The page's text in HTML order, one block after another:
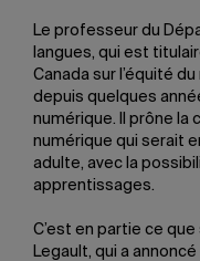
Le professeur du
langues, qui est
Canada sur l’équité
depuis quelques
numérique. Il prône la
numérique qui serait
adulte, avec la
apprentissages.
C’est en partie ce
Legault, qui a